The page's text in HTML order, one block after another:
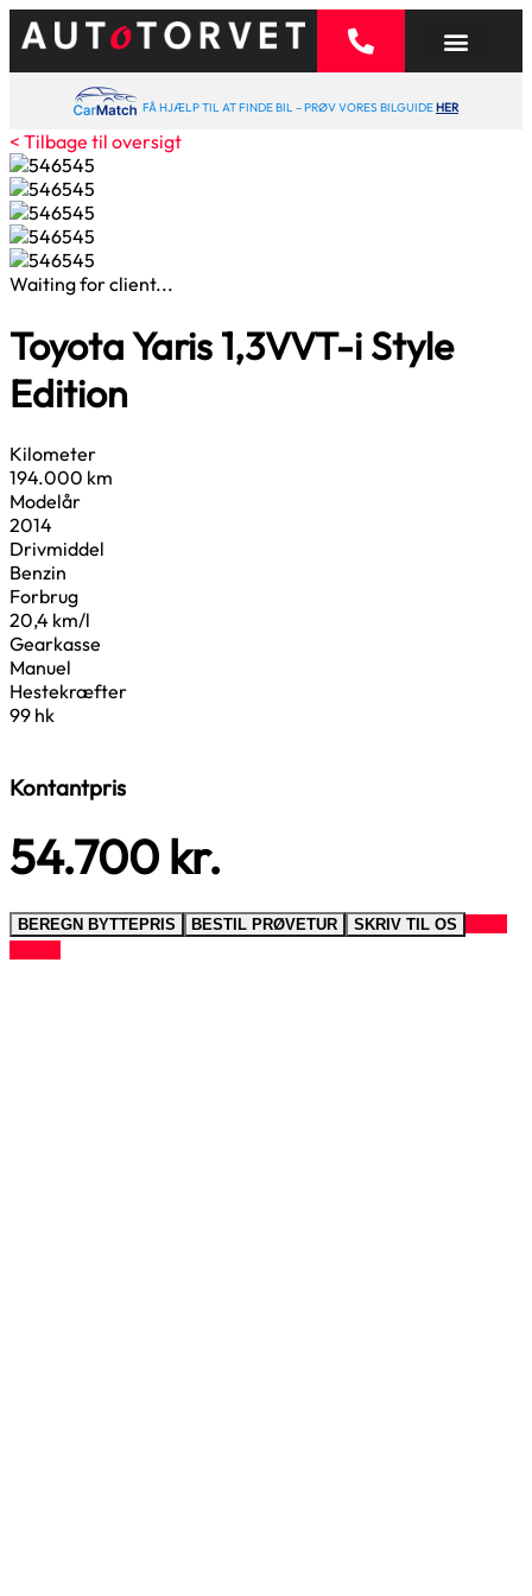
FÅ HJÆLP TIL AT FINDE BIL – PRØV VORES BILGUIDEHER
< Tilbage til oversigt
Waiting for client...
Toyota Yaris 1,3VVT-i Style
Edition
Kilometer
194.000 km
Modelår
2014
Drivmiddel
Benzin
Forbrug
20,4 km/l
Gearkasse
Manuel
Hestekræfter
99 hk
Kontantpris
54.700 kr.
BEREGN BYTTEPRIS BESTIL PRØVETUR SKRIV TIL OS